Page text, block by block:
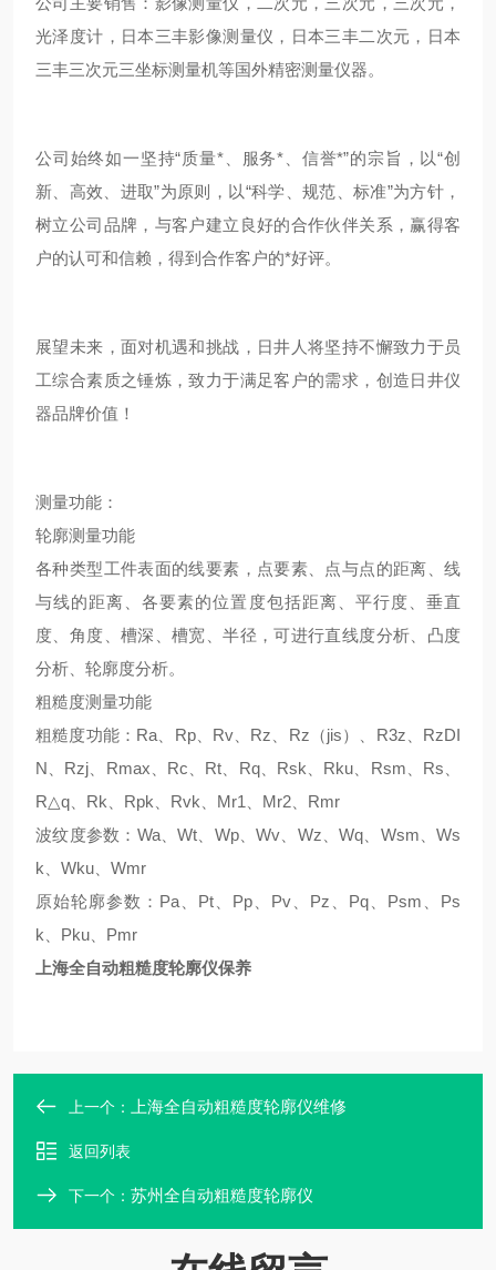
光泽度计，日本三丰影像测量仪，日本三丰二次元，日本
三丰三次元三坐标测量机等国外精密测量仪器。
公司始终如一坚持“质量*、服务*、信誉*”的宗旨，以“创
新、高效、进取”为原则，以“科学、规范、标准”为方针，
树立公司品牌，与客户建立良好的合作伙伴关系，赢得客
户的认可和信赖，得到合作客户的*好评。
展望未来，面对机遇和挑战，日井人将坚持不懈致力于员
工综合素质之锤炼，致力于满足客户的需求，创造日井仪
器品牌价值！
测量功能：
轮廓测量功能
各种类型工件表面的线要素，点要素、点与点的距离、线
与线的距离、各要素的位置度包括距离、平行度、垂直
度、角度、槽深、槽宽、半径，可进行直线度分析、凸度
分析、轮廓度分析。
粗糙度测量功能
粗糙度功能：Ra、Rp、Rv、Rz、Rz（jis）、R3z、RzDI
N、Rzj、Rmax、Rc、Rt、Rq、Rsk、Rku、Rsm、Rs、
R△q、Rk、Rpk、Rvk、Mr1、Mr2、Rmr
波纹度参数：Wa、Wt、Wp、Wv、Wz、Wq、Wsm、Ws
k、Wku、Wmr
原始轮廓参数：Pa、Pt、Pp、Pv、Pz、Pq、Psm、Ps
k、Pku、Pmr
上海全自动粗糙度轮廓仪保养
上一个： 上海全自动粗糙度轮廓仪维修
返回列表
下一个： 苏州全自动粗糙度轮廓仪